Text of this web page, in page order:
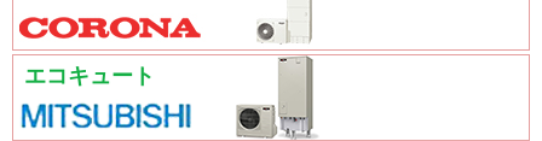
エコキュート